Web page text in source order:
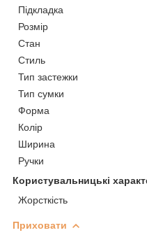
Підкладка
Розмір
Стан
Стиль
Тип застежки
Тип сумки
Форма
Колір
Ширина
Ручки
Користувальницькі
Жорсткість
Приховати